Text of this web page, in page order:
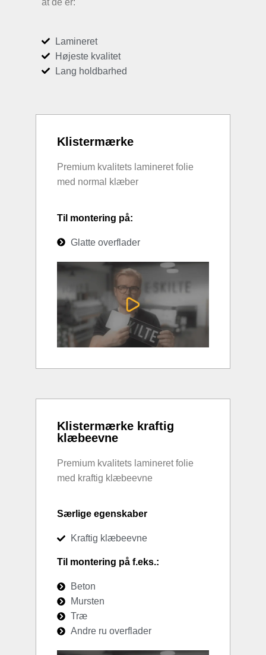
at de er:
Lamineret
Højeste kvalitet
Lang holdbarhed
Klistermærke
Premium kvalitets lamineret folie
med normal klæber
Til montering på:
Glatte overflader
Klistermærke kraftig
klæbeevne
Premium kvalitets lamineret folie
med kraftig klæbeevne
Særlige egenskaber
Kraftig klæbeevne
Til montering på f.eks.:
Beton
Mursten
Træ
Andre ru overflader